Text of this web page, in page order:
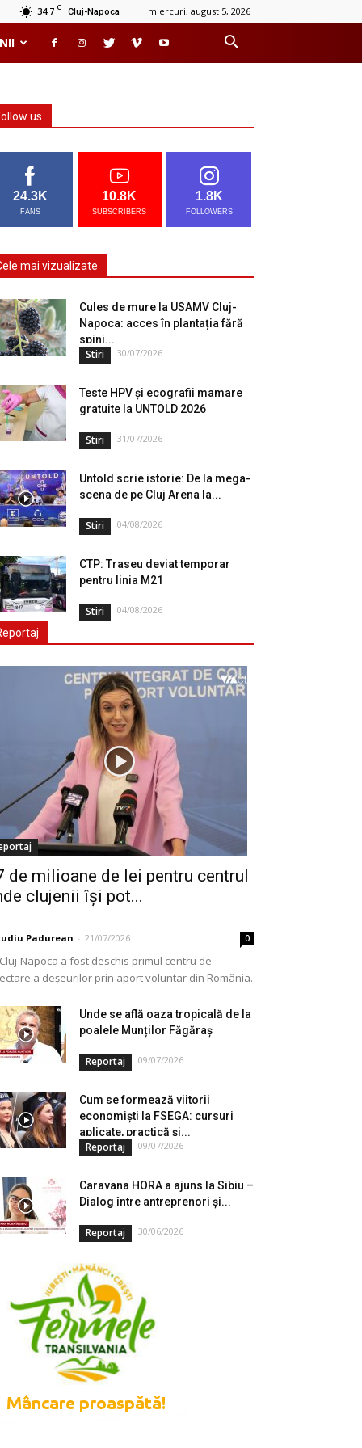
34.7 C Cluj-Napoca miercuri, august 5, 2026
us
24.3K
FANS
10.8K
SUBSCRIBERS
1.8K
FOLLOWERS
mai vizualizate
Cules de mure la USAMV Cluj-
Napoca: acces în plantația fără
spini...
Stiri 30/07/2026
Teste HPV și ecografii mamare
gratuite la UNTOLD 2026
Stiri 31/07/2026
Untold scrie istorie: De la mega-
scena de pe Cluj Arena la...
Stiri 04/08/2026
CTP: Traseu deviat temporar
pentru linia M21
Stiri 04/08/2026
de milioane de lei pentru centrul
clujenii își pot...
Padurean - 21/07/2026 0
Napoca a fost deschis primul centru de
a deșeurilor prin aport voluntar din România.
Unde se află oaza tropicală de la
poalele Munților Făgăraș
Reportaj 09/07/2026
Cum se formează viitorii
economiști la FSEGA: cursuri
aplicate, practică și...
Reportaj 09/07/2026
Caravana HORA a ajuns la Sibiu –
Dialog între antreprenori și...
Reportaj 30/06/2026